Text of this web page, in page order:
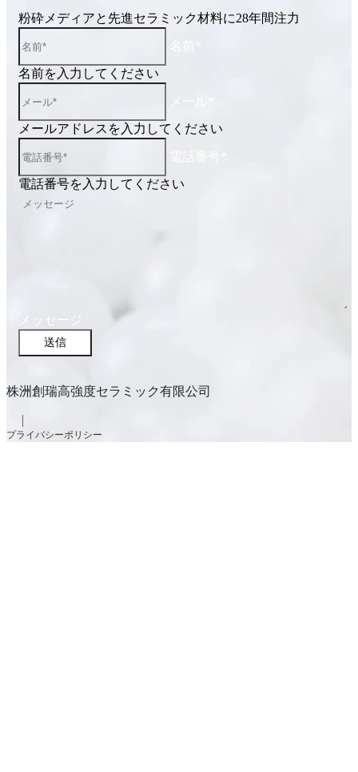
粉砕メディアと先進セラミック材料に28年間注力
名前を入力してください
メールアドレスを入力してください
電話番号を入力してください
メッセージ
送信
株洲創瑞高強度セラミック有限公司
プライバシーポリシー